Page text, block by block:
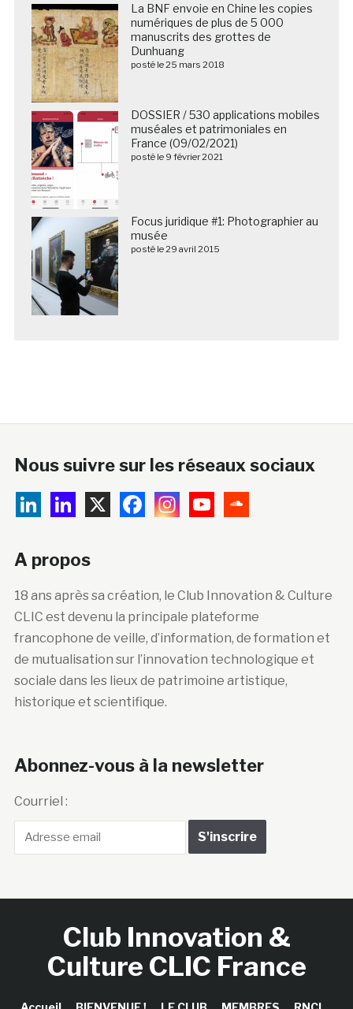
La BNF envoie en Chine les copies
numériques de plus de 5 000
manuscrits des grottes de
Dunhuang
posté le 25 mars 2018
DOSSIER / 530 applications mobiles
muséales et patrimoniales en
France (09/02/2021)
posté le 9 février 2021
Focus juridique #1: Photographier au
musée
posté le 29 avril 2015
Nous suivre sur les réseaux sociaux
A propos
18 ans après sa création, le Club Innovation & Culture
CLIC est devenu la principale plateforme
francophone de veille, d’information, de formation et
de mutualisation sur l’innovation technologique et
sociale dans les lieux de patrimoine artistique,
historique et scientifique.
Abonnez-vous à la newsletter
Courriel :
Club Innovation &
Culture CLIC France